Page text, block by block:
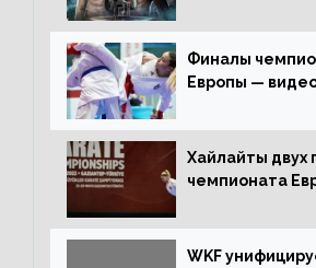
Финалы
Европы —
Хайлайты двух
чемпионата
WKF